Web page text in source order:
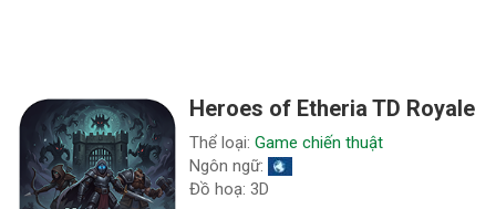
Heroes of Etheria TD Royale
Thể loại:Game chiến thuật
Ngôn ngữ:
Đồ hoạ: 3D